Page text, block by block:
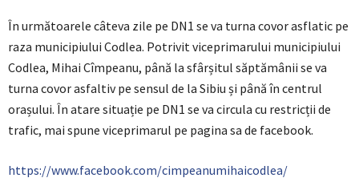
În următoarele câteva zile pe DN1 se va turna covor asflatic pe
raza municipiului Codlea. Potrivit viceprimarului municipiului
Codlea, Mihai Cîmpeanu, până la sfârșitul săptămânii se va
turna covor asfaltiv pe sensul de la Sibiu și până în centrul
orașului. În atare situație pe DN1 se va circula cu restricții de
trafic, mai spune viceprimarul pe pagina sa de facebook.
https://www.facebook.com/cimpeanumihaicodlea/